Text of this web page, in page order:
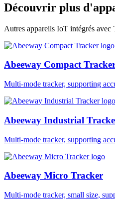
Découvrir plus
Autres appareils IoT intégrés avec
Abeeway Compact
Multi-mode tracker, supporting
Abeeway Industrial
Multi-mode tracker, supporting
Abeeway Micro Tracker
Multi-mode tracker, small size,